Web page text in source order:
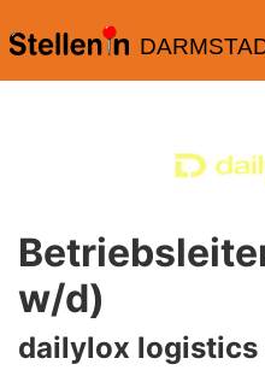
w/d)
dailylox logistics